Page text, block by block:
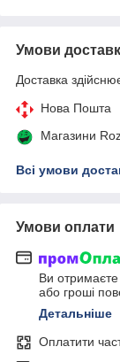
Умови
Доставка
Нова Пошта
Магазини
Всі умови
Умови оплати
Ви
або гроші
Детальніше
Оплатити